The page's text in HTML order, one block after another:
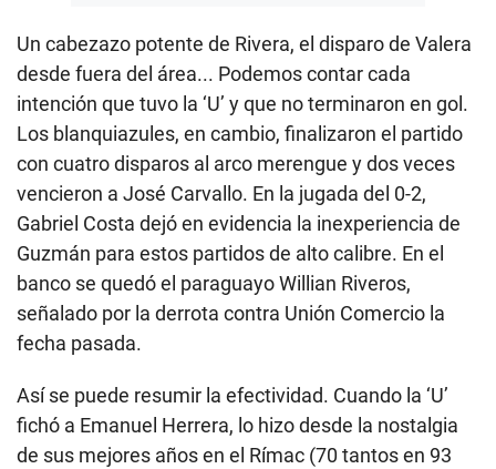
Un cabezazo potente de Rivera, el disparo de Valera
desde fuera del área... Podemos contar cada
intención que tuvo la ‘U’ y que no terminaron en gol.
Los blanquiazules, en cambio, finalizaron el partido
con cuatro disparos al arco merengue y dos veces
vencieron a José Carvallo. En la jugada del 0-2,
Gabriel Costa dejó en evidencia la inexperiencia de
Guzmán para estos partidos de alto calibre. En el
banco se quedó el paraguayo Willian Riveros,
señalado por la derrota contra Unión Comercio la
fecha pasada.
Así se puede resumir la efectividad. Cuando la ‘U’
fichó a Emanuel Herrera, lo hizo desde la nostalgia
de sus mejores años en el Rímac (70 tantos en 93